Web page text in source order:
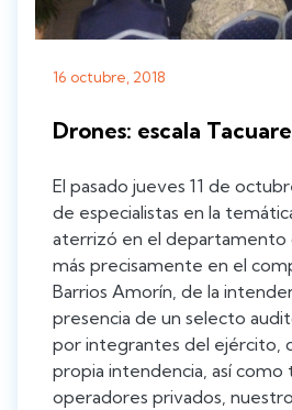
16 octubre, 2018
Drones: escala
El pasado jueves 11 de
de especialistas en la
aterrizó en el departamento
más precisamente en el
Barrios Amorín, de la
presencia de un selecto
por integrantes del ejército,
propia intendencia, así como
operadores privados,